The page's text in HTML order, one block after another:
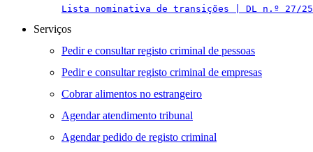
Lista nominativa de transições | DL n.º 27/
Serviços
Pedir e consultar registo criminal de pessoas
Pedir e consultar registo criminal de empresas
Cobrar alimentos no estrangeiro
Agendar atendimento tribunal
Agendar pedido de registo criminal